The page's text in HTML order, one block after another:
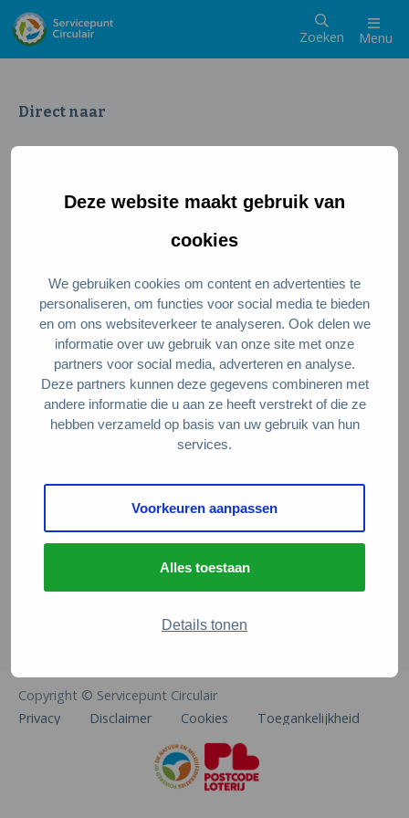
Deze website maakt gebruik van
cookies
We gebruiken cookies om content en advertenties te
personaliseren, om functies voor social media te bieden
en om ons websiteverkeer te analyseren. Ook delen we
informatie over uw gebruik van onze site met onze
partners voor social media, adverteren en analyse.
Deze partners kunnen deze gegevens combineren met
andere informatie die u aan ze heeft verstrekt of die ze
hebben verzameld op basis van uw gebruik van hun
services.
Voorkeuren aanpassen
Alles toestaan
Details tonen
Zoeken Menu
Direct naar
Wat is een circulaire samenleving
Meedoen als ondernemer
Circulaire producten en diensten
Wie zijn wij?
Over ons
Stel je vraag
Servicepunt Team
Veelgestelde vragen
De Natuur en Milieufederaties
Arthur van Schendelstraat 600
info@natuurenmilieufederaties.nl
Copyright © Servicepunt Circulair
Privacy
Disclaimer Cookies Toegankelijkheid